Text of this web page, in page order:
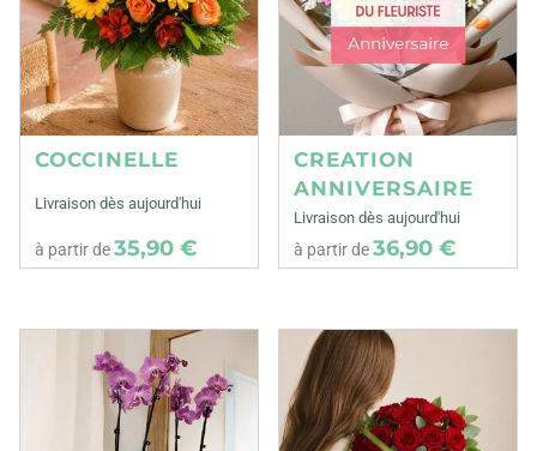
COCCINELLE
Livraison dès aujourd'hui
à partir de35,90 €
CREATION
ANNIVERSAIRE
Livraison dès aujourd'hui
à partir de36,90 €